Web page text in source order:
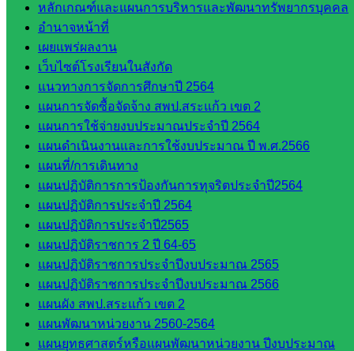
หลักเกณฑ์และแผนการบริหารและพัฒนาทรัพยากรบุคคล
อำนาจหน้าที่
เผยแพร่ผลงาน
เว็บไซต์โรงเรียนในสังกัด
แนวทางการจัดการศึกษาปี 2564
แผนการจัดซื้อจัดจ้าง สพป.สระแก้ว เขต 2
แผนการใช้จ่ายงบประมาณประจำปี 2564
แผนดำเนินงานและการใช้งบประมาณ ปี พ.ศ.2566
แผนที่/การเดินทาง
แผนปฏิบัติการการป้องกันการทุจริตประจำปี2564
แผนปฏิบัติการประจำปี 2564
แผนปฏิบัติการประจำปี2565
แผนปฏิบัติราชการ 2 ปี 64-65
แผนปฏิบัติราชการประจำปีงบประมาณ 2565
แผนปฏิบัติราชการประจำปีงบประมาณ 2566
แผนผัง สพป.สระแก้ว เขต 2
แผนพัฒนาหน่วยงาน 2560-2564
แผนยุทธศาสตร์หรือแผนพัฒนาหน่วยงาน ปีงบประมาณ
คลากรฯ
กลุ่มนิ
เทศ
ติดตาม
และประ
เมินผลฯ
::: ©2021 sakarea2.go.th. All rights reserved. Design By SK2 ICT
TEAM :::
สอบถามได้นะคะ
Line